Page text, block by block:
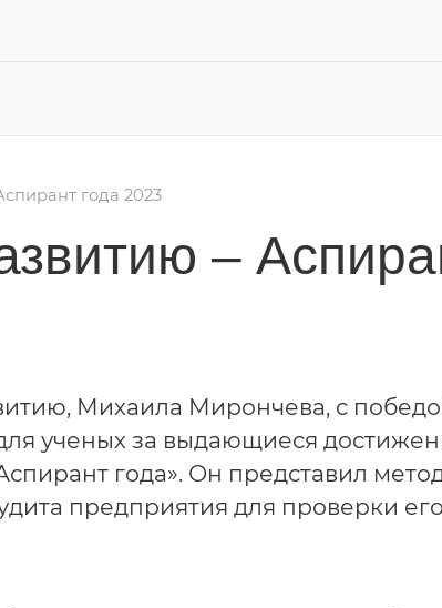
года 2023
–
Михаила Мирончева, с
ученых за выдающиеся
года». Он представил
предприятия для проверки его